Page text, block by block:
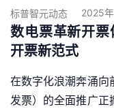
标普智元动态 2025
数电票革新开
开票新范式
在数字化浪潮奔涌向
发票）的全面推广正